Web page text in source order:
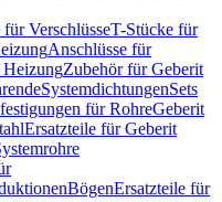
VerschlüsseT-Stücke für
Anschlüsse für
HeizungZubehör für Geberit
SystemdichtungenSets
für RohreGeberit
Ersatzteile für Geberit
BögenErsatzteile für